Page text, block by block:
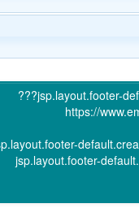
???jsp.layout.footer-
https://
jsp.layout.footer-